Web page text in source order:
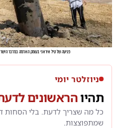
פגיעה של טיל איראני בעומק האדמה במדבר
ניוזלטר יומי
תהיוהראשונים
כל מה שצריך לדעת. בלי הסחות
שמתפוצצות.